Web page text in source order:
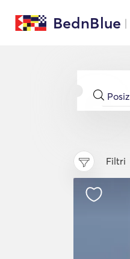
BednBlue
Filtri